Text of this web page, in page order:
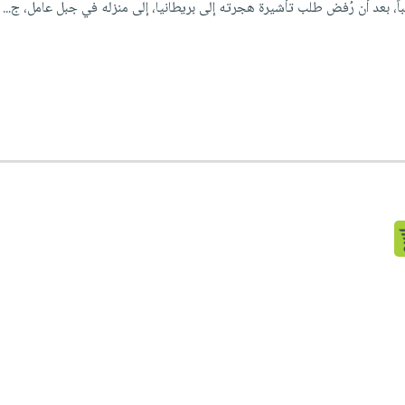
بعد أن رُفض طلب تأشيرة هجرته إلى بريطانيا، إلى منزله في جبل عامل، ج...